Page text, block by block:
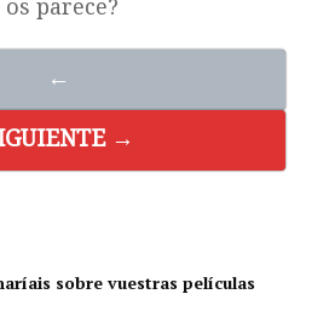
os parece?
←
→
sobre vuestras películas